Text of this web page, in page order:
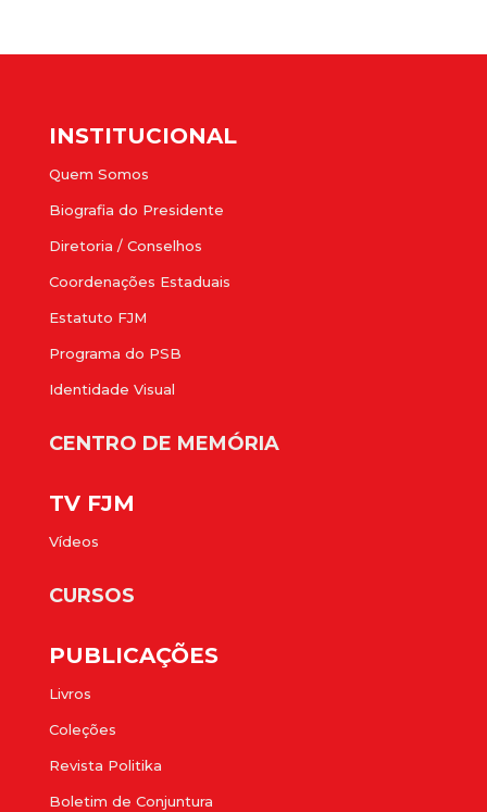
INSTITUCIONAL
Quem Somos
Biografia do Presidente
Diretoria / Conselhos
Coordenações Estaduais
Estatuto FJM
Programa do PSB
Identidade Visual
CENTRO DE MEMÓRIA
TV FJM
Vídeos
CURSOS
PUBLICAÇÕES
Livros
Coleções
Revista Politika
Boletim de Conjuntura